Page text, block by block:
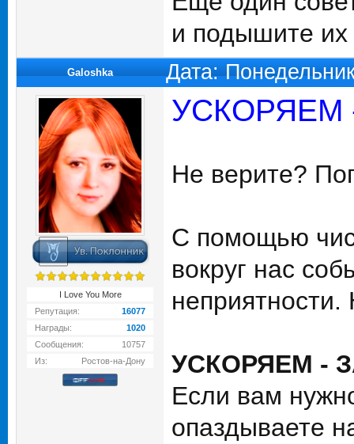
и подышите
Galoshka Дата:
I Love You More
Репутация:
16077
Награды:
1020
Сообщения:
10757
Из:
Ростов-на-Дону
УСКОРЯЕМ
Не верите?
С помощью
вокруг нас
УСКОРЯЕМ -
Если вам
опаздываете